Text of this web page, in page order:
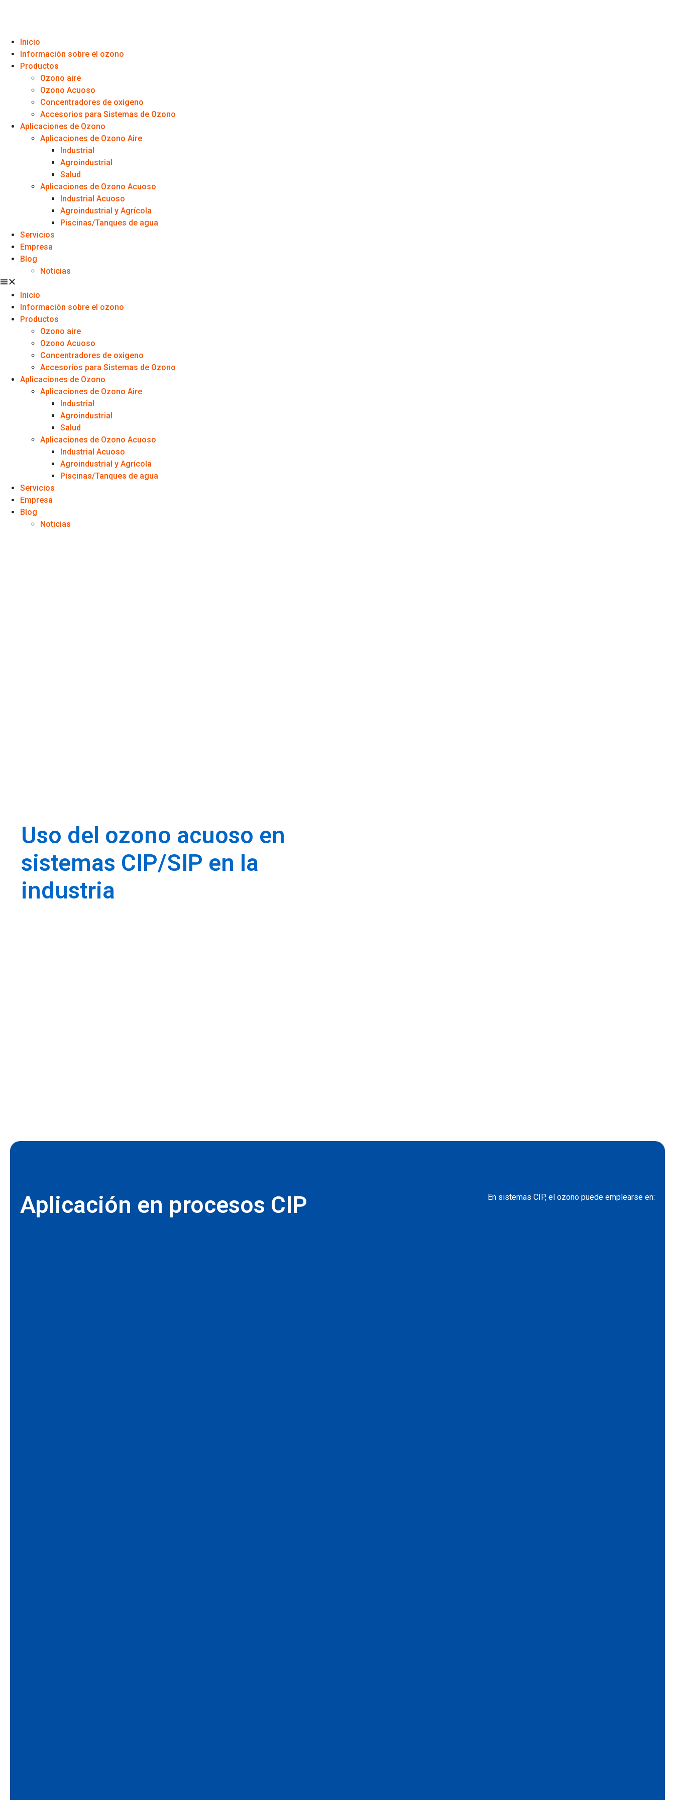
Inicio
Información sobre el ozono
Productos
Ozono aire
Ozono Acuoso
Concentradores de oxigeno
Accesorios para Sistemas de Ozono
Aplicaciones de Ozono
Aplicaciones de Ozono Aire
Industrial
Agroindustrial
Salud
Aplicaciones de Ozono Acuoso
Industrial Acuoso
Agroindustrial y Agrícola
Piscinas/Tanques de agua
Servicios
Empresa
Blog
Noticias
Inicio
Información sobre el ozono
Productos
Ozono aire
Ozono Acuoso
Concentradores de oxigeno
Accesorios para Sistemas de Ozono
Aplicaciones de Ozono
Aplicaciones de Ozono Aire
Industrial
Agroindustrial
Salud
Aplicaciones de Ozono Acuoso
Industrial Acuoso
Agroindustrial y Agrícola
Piscinas/Tanques de agua
Servicios
Empresa
Blog
Noticias
Uso del ozono acuoso en
sistemas CIP/SIP en la
industria
Aplicación en procesos CIP En sistemas CIP, el ozono puede emplearse en: